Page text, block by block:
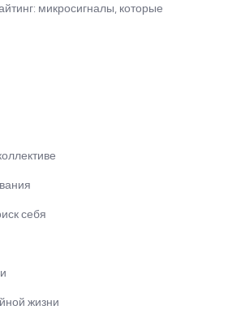
микросигналы, которые
себя
жизни